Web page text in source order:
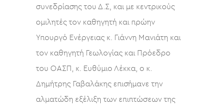
συνεδρίασης του Δ.Σ, και με κεντρικούς
ομιλητές τον καθηγητή και πρώην
Υπουργό Ενέργειας κ. Γιάννη Μανιάτη και
τον καθηγητή Γεωλογίας και Πρόεδρο
του ΟΑΣΠ, κ. Ευθύμιο Λέκκα, ο κ.
Δημήτρης Γαβαλάκης επισήμανε την
αλματώδη εξέλιξη των επιπτώσεων της